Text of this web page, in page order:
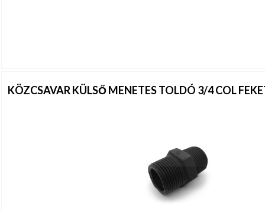
KÖZCSAVAR KÜLSŐ MENETES TOLDÓ 3/4 COL